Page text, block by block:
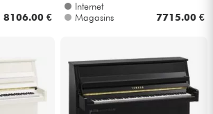
8106.00 €
Internet
Magasins
7715.00 €